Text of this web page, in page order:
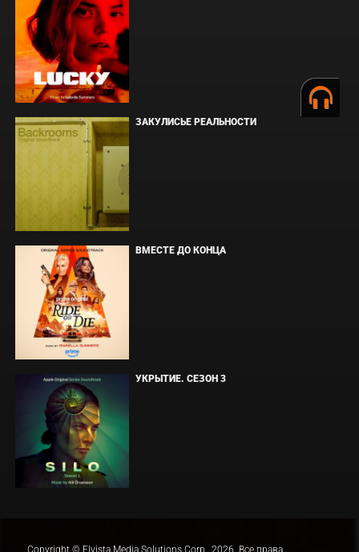
ЗАКУЛИСЬЕ РЕАЛЬНОСТИ
ВМЕСТЕ ДО КОНЦА
УКРЫТИЕ. СЕЗОН 3
Copyright © Elvista Media Solutions Corp., 2026. Все права